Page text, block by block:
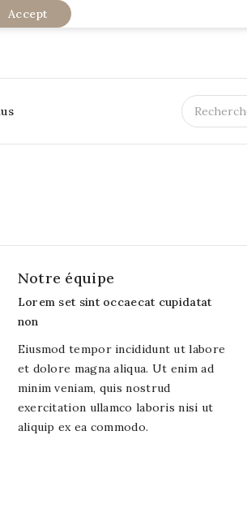
Notre équipe
Lorem set sint occaecat cupidatat
non
Eiusmod tempor incididunt ut labore
et dolore magna aliqua. Ut enim ad
minim veniam, quis nostrud
exercitation ullamco laboris nisi ut
aliquip ex ea commodo.
Accept